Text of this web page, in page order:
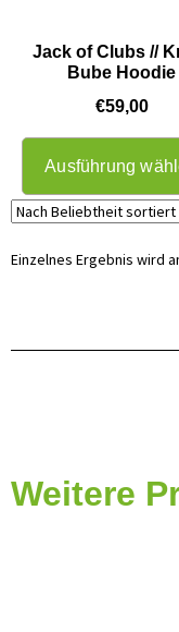
Jack of Clubs //
Bube Hoodie
€59,00
Ausführung
Einzelnes Ergebnis wird
Weitere